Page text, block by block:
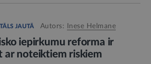
JAUTĀ Autors: Inese Helmane
iepirkumu reforma ir
ar noteiktiem riskiem